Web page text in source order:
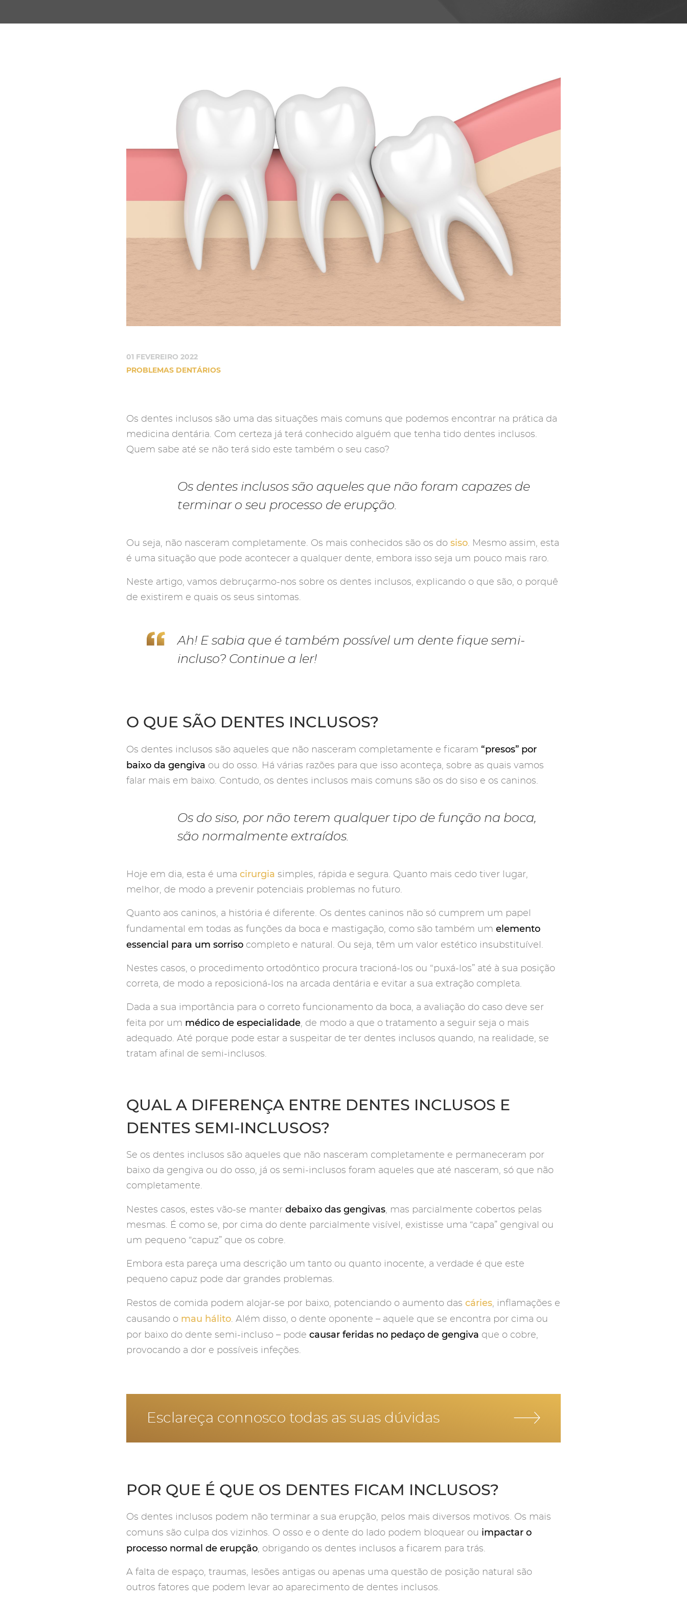
Ortodontia
01 FEVEREIRO 2022
PROBLEMAS DENTÁRIOS
Os dentes inclusos são uma das situações mais comuns que podemos encontrar na prática da
medicina dentária. Com certeza já terá conhecido alguém que tenha tido dentes inclusos.
Quem sabe até se não terá sido este também o seu caso?
Os dentes inclusos são aqueles que não foram capazes de
terminar o seu processo de erupção.
Ou seja, não nasceram completamente. Os mais conhecidos são os do siso . Mesmo assim, esta
é uma situação que pode acontecer a qualquer dente, embora isso seja um pouco mais raro.
Neste artigo, vamos debruçarmo-nos sobre os dentes inclusos, explicando o que são, o porquê
de existirem e quais os seus sintomas.
Ah! E sabia que é também possível um dente fique semi-
incluso? Continue a ler!
O QUE SÃO DENTES INCLUSOS?
Os dentes inclusos são aqueles que não nasceram completamente e ficaram “presos” por
baixo da gengiva ou do osso. Há várias razões para que isso aconteça, sobre as quais vamos
falar mais em baixo. Contudo, os dentes inclusos mais comuns são os do siso e os caninos.
Os do siso, por não terem qualquer tipo de função na boca,
são normalmente extraídos.
Hoje em dia, esta é uma cirurgia simples, rápida e segura. Quanto mais cedo tiver lugar,
melhor, de modo a prevenir potenciais problemas no futuro.
Quanto aos caninos, a história é diferente. Os dentes caninos não só cumprem um papel
fundamental em todas as funções da boca e mastigação, como são também um elemento
essencial para um sorriso completo e natural. Ou seja, têm um valor estético insubstituível.
Nestes casos, o procedimento ortodôntico procura tracioná-los ou “puxá-los” até à sua posição
correta, de modo a reposicioná-los na arcada dentária e evitar a sua extração completa.
Dada a sua importância para o correto funcionamento da boca, a avaliação do caso deve ser
feita por um médico de especialidade , de modo a que o tratamento a seguir seja o mais
adequado. Até porque pode estar a suspeitar de ter dentes inclusos quando, na realidade, se
tratam afinal de semi-inclusos.
QUAL A DIFERENÇA ENTRE DENTES INCLUSOS E
DENTES SEMI-INCLUSOS?
Se os dentes inclusos são aqueles que não nasceram completamente e permaneceram por
baixo da gengiva ou do osso, já os semi-inclusos foram aqueles que até nasceram, só que não
completamente.
Nestes casos, estes vão-se manter debaixo das gengivas , mas parcialmente cobertos pelas
mesmas. É como se, por cima do dente parcialmente visível, existisse uma “capa” gengival ou
um pequeno “capuz” que os cobre.
Embora esta pareça uma descrição um tanto ou quanto inocente, a verdade é que este
pequeno capuz pode dar grandes problemas.
Restos de comida podem alojar-se por baixo, potenciando o aumento das cáries , inflamações e
causando o mau hálito . Além disso, o dente oponente – aquele que se encontra por cima ou
por baixo do dente semi-incluso – pode causar feridas no pedaço de gengiva que o cobre,
provocando a dor e possíveis infeções.
Esclareça connosco todas as suas dúvidas
POR QUE É QUE OS DENTES FICAM INCLUSOS?
Os dentes inclusos podem não terminar a sua erupção, pelos mais diversos motivos. Os mais
comuns são culpa dos vizinhos. O osso e o dente do lado podem bloquear ou impactar o
processo normal de erupção , obrigando os dentes inclusos a ficarem para trás.
A falta de espaço, traumas, lesões antigas ou apenas uma questão de posição natural são
outros fatores que podem levar ao aparecimento de dentes inclusos.